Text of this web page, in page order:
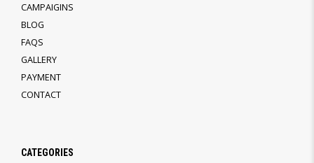
CAMPAIGINS
BLOG
FAQS
GALLERY
PAYMENT
CONTACT
CATEGORIES